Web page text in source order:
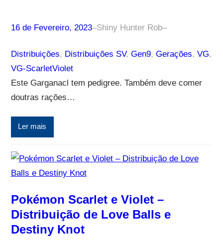
16 de Fevereiro, 2023–Shiny Hunter Rob–
Distribuições, Distribuições SV, Gen9, Gerações, VG
VG-ScarletViolet
Este Garganacl tem pedigree. Também deve comer
doutras rações…
Ler mais
Pokémon Scarlet e Violet –
Distribuição de Love Balls e
Destiny Knot